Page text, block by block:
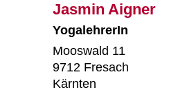
Jasmin Aigner
YogalehrerIn
Mooswald 11
9712 Fresach
Kärnten